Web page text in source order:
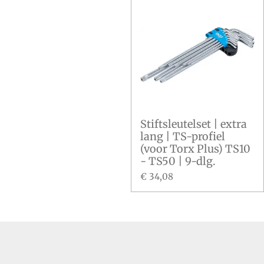
Stiftsleutelset | extra
lang | TS-profiel
(voor Torx Plus) TS10
- TS50 | 9-dlg.
€ 34,08